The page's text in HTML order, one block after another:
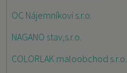
OC Nájemníkovi s.r.o.
NAGANO stav,s.r.o.
COLORLAK maloobchod s.r.o.